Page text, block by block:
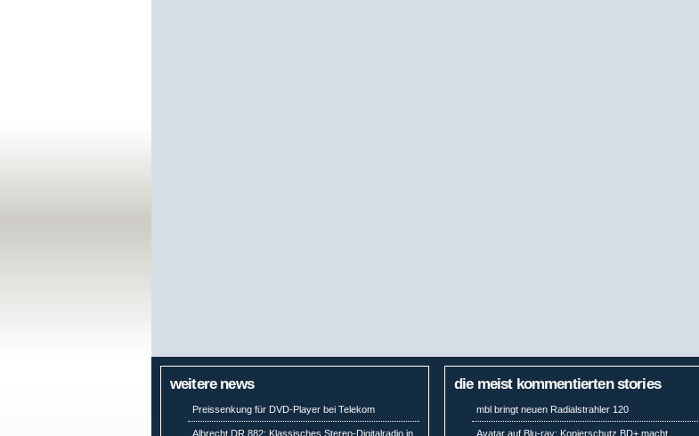
weitere news
Preissenkung für DVD-Player bei Telekom
Albrecht DR 882: Klassisches Stereo-Digitalradio in
die meist kommentierten stories
mbl bringt neuen Radialstrahler 120
Avatar auf Blu-ray: Kopierschutz BD+ macht